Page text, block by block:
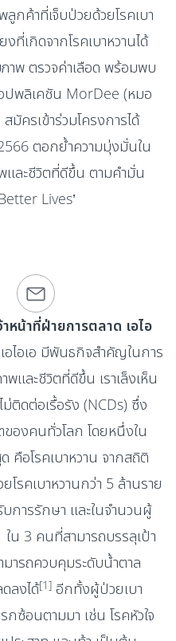
กค้าที่เจ็บป่วยด้วยโรคเบา
ที่เกิดจากโรคเบาหวานได้
าพ ตรวจค่าเลือด พร้อมพบ
ปพลิเคชัน MorDee (หมอ
มัครเข้าร่วมโครงการได้
ตอกย้ำความมุ่งมั่นใน
ละชีวิตที่ดีขึ้น ตามคำมั่น
Lives’
หน้าที่ฝ่ายการตลาด เอไอ
เอไอเอ มีพันธกิจสำคัญในการ
และชีวิตที่ดีขึ้น เราเล็งเห็น
ติดต่อเรื้อรัง (NCDs) ซึ่ง
ของคนทั่วโลก โดยหนึ่งใน
คือโรคเบาหวาน จากสถิติ
รคเบาหวานกว่า 5 ล้านราย
การรักษา และในจำนวนผู้
น 3 คนที่สามารถบรรลุเป้า
ารถควบคุมระดับน้ำตาล
ลงได้[1] อีกทั้งผู้ป่วยเบา
กซ้อนตามมา เช่น โรคหัวใจ